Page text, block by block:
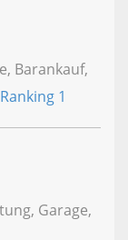
Barankauf,
Garage,